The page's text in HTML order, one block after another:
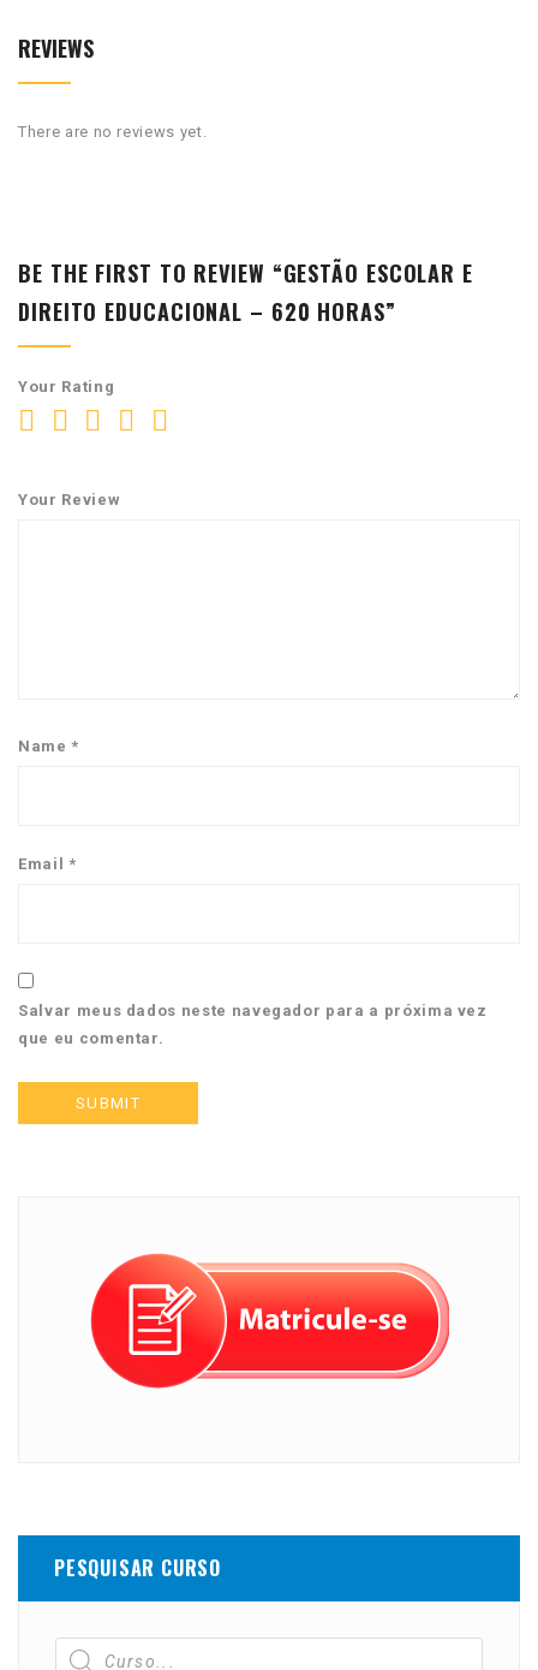
REVIEWS
There are no reviews yet.
BE THE FIRST TO REVIEW “GESTÃO ESCOLAR E
DIREITO EDUCACIONAL – 620 HORAS”
Your Rating
Your Review
Name*
Email *
Salvar meus dados neste navegador para a próxima vez
que eu comentar.
PESQUISAR CURSO